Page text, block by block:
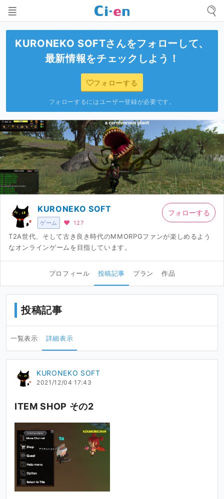
KURONEKO SOFTさんをフォローして、
最新情報をチェックしよう！
フォローする
フォローするにはユーザー登録が必要です。
ゲーム
KURONEKO SOFT
127
T2A世代、そして古き良き時代のMMORPGファンが楽しめるよう
なオンラインゲームを目指しています。
フォローする
プロフィール 投稿記事 プラン 作品
投稿記事
一覧表示 詳細表示
KURONEKO SOFT
2021/12/04 17:43
ITEM SHOP その2